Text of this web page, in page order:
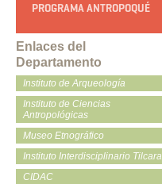
PROGRAMA ANTROPOQUÉ
Enlaces del
Departamento
Instituto de Arqueología
Instituto de Ciencias
Antropológicas
Museo Etnográfico
Instituto Interdisciplinario Tilcara
CIDAC